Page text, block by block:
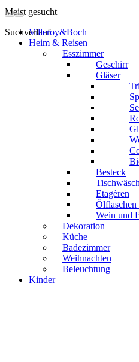
Meist gesucht
SuchverlaufVilleroy&Boch
Heim & Reisen
Esszimmer
Geschirr
Gläser
Besteck
Etagèren
Wein und
Dekoration
Küche
Badezimmer
Weihnachten
Beleuchtung
Kinder